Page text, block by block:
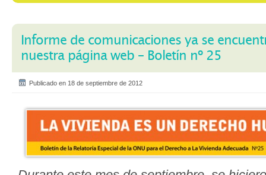
Informe de comunicaciones ya se
nuestra página web – Boletín nº 25
Publicado en 18 de septiembre de 2012